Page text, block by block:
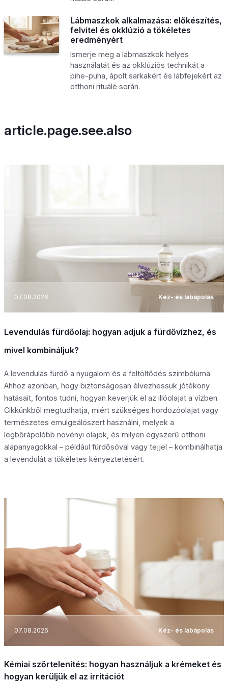
Lábmaszkok alkalmazása: előkészítés,
felvitel és okklúzió a tökéletes
eredményért
Ismerje meg a lábmaszkok helyes
használatát és az okklúziós technikát a
pihe-puha, ápolt sarkakért és lábfejekért az
otthoni rituálé során.
article.page.see.also
07.08.2026 Kéz- és lábápolás
Levendulás fürdőolaj: hogyan adjuk a fürdővízhez, és
mivel kombináljuk?
A levendulás fürdő a nyugalom és a feltöltődés szimbóluma.
Ahhoz azonban, hogy biztonságosan élvezhessük jótékony
hatásait, fontos tudni, hogyan keverjük el az illóolajat a vízben.
Cikkünkből megtudhatja, miért szükséges hordozóolajat vagy
természetes emulgeálószert használni, melyek a
legbőrápolóbb növényi olajok, és milyen egyszerű otthoni
alapanyagokkal – például fürdősóval vagy tejjel – kombinálhatja
a levendulát a tökéletes kényeztetésért.
07.08.2026 Kéz- és lábápolás
Kémiai szőrtelenítés: hogyan használjuk a krémeket és
hogyan kerüljük el az irritációt